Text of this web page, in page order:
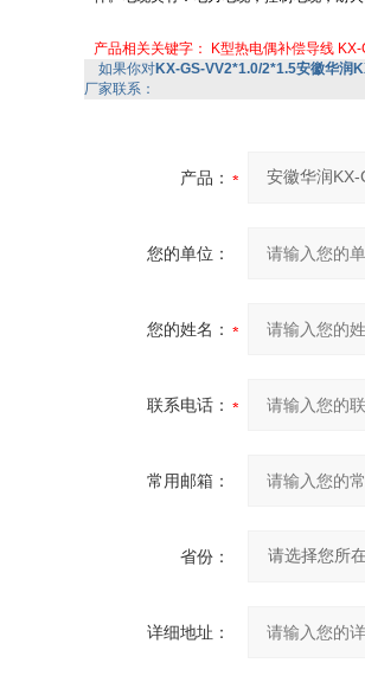
产品相关关键字： K型热电偶补偿导线
如果你对KX-GS-VV2*1.0/2*1.5安徽华润
厂家联系：
产品：
您的单位：
您的姓名：
联系电话：
常用邮箱：
省份：
详细地址：